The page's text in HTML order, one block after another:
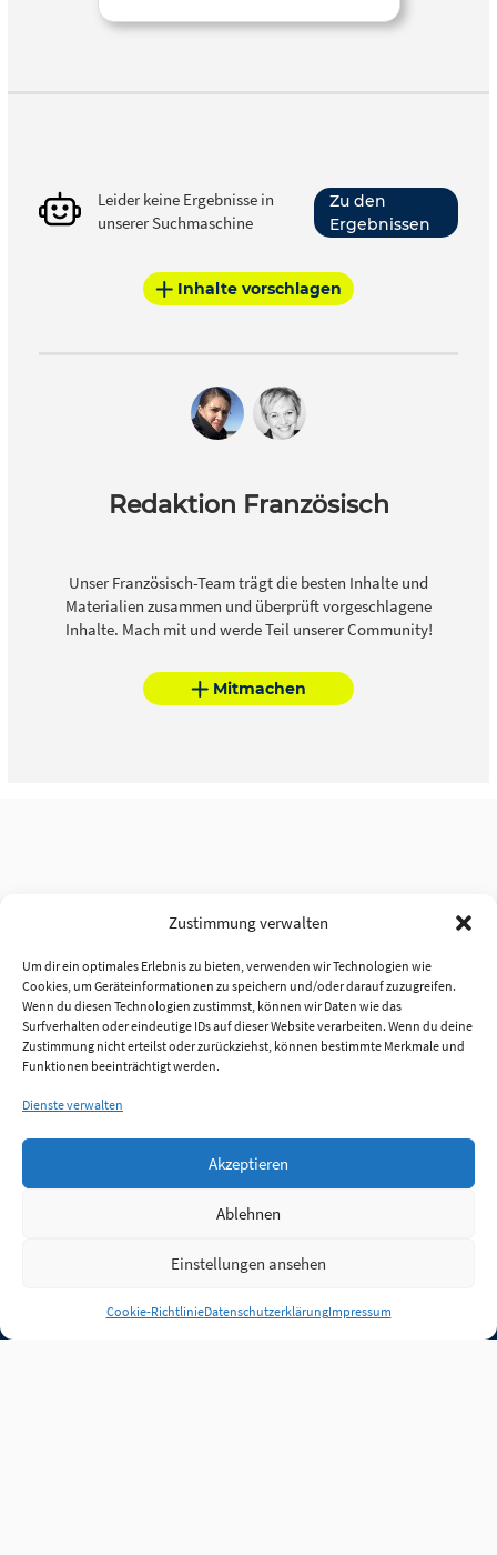
Zustimmung verwalten
Um dir ein optimales Erlebnis zu bieten, verwenden wir Technologien wie
Cookies, um Geräteinformationen zu speichern und/oder darauf zuzugreifen.
Wenn du diesen Technologien zustimmst, können wir Daten wie das
Surfverhalten oder eindeutige IDs auf dieser Website verarbeiten. Wenn du deine
Zustimmung nicht erteilst oder zurückziehst, können bestimmte Merkmale und
Funktionen beeinträchtigt werden.
Dienste verwalten
Akzeptieren
Ablehnen
Einstellungen ansehen
Cookie-RichtlinieDatenschutzerklärungImpressum
Leider keine Ergebnisse in
unserer Suchmaschine
Zu den
Ergebnissen
Inhalte vorschlagen
Redaktion Französisch
Unser Französisch-Team trägt die besten Inhalte und
Materialien zusammen und überprüft vorgeschlagene
Inhalte. Mach mit und werde Teil unserer Community!
Mitmachen
Anmelden
Jobs Partner FAQ Quellen